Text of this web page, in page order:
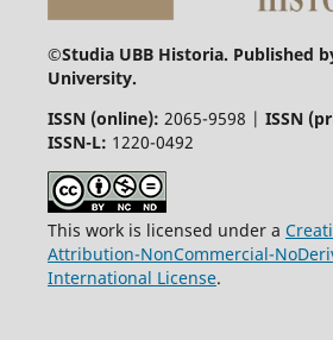
©Studia UBB Historia. Published
University.
ISSN (online): 2065-9598 | ISSN
ISSN-L: 1220-0492
This work is licensed under a
Attribution-NonCommercial-
International License.